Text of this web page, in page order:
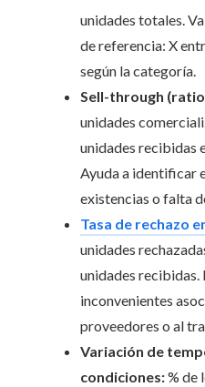
unidades totales.
de referencia: X
según la categoría.
Sell-through
unidades
unidades recibidas
Ayuda a identificar
existencias o falta
Tasa de rechazo
unidades
unidades recibidas.
inconvenientes
proveedores o al
Variación de
condiciones:% de